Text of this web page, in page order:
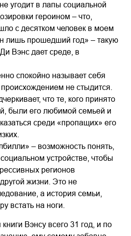
угодит в лапы социальной
героином – что,
с десятком человек в моем
лишь прошедший год» – такую
Вэнс дает среде, в
спокойно называет себя
не стыдится.
что те, кого принято
были его любимой семьей и
среди «пропащих» его
– возможность понять,
устройстве, чтобы
регионов
жизни. Это не
а история семьи,
встать на ноги.
Вэнсу всего 31 год, и по